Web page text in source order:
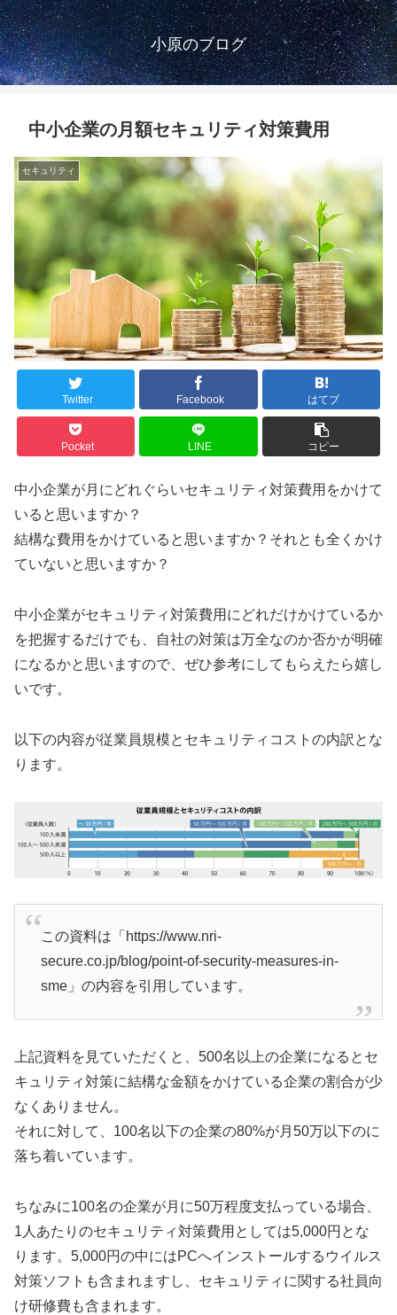
小原のブログ
中小企業の月額セキュリティ対策費用
セキュリティ
Twitter Facebook はてブ
Pocket LINE コピー
中小企業が月にどれぐらいセキュリティ対策費用をかけて
いると思いますか？
結構な費用をかけていると思いますか？それとも全くかけ
ていないと思いますか？
中小企業がセキュリティ対策費用にどれだけかけているか
を把握するだけでも、自社の対策は万全なのか否かが明確
になるかと思いますので、ぜひ参考にしてもらえたら嬉し
いです。
以下の内容が従業員規模とセキュリティコストの内訳とな
ります。
この資料は「https://www.nri-
secure.co.jp/blog/point-of-security-measures-in-
sme」の内容を引用しています。
上記資料を見ていただくと、500名以上の企業になるとセ
キュリティ対策に結構な金額をかけている企業の割合が少
なくありません。
それに対して、100名以下の企業の80%が月50万以下のに
落ち着いています。
ちなみに100名の企業が月に50万程度支払っている場合、
1人あたりのセキュリティ対策費用としては5,000円とな
ります。5,000円の中にはPCへインストールするウイルス
対策ソフトも含まれますし、セキュリティに関する社員向
け研修費も含まれます。